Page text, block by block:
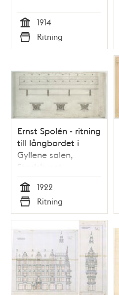
Tid
1914
Typ
Ritning
Ernst Spolén - ritning
till långbordet i
Gyllene salen,
Stadshuset
Tid
1922
Typ
Ritning